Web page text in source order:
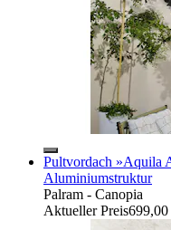
Pultvordach »Aquila
Aluminiumstruktur
Palram - Canopia
Aktueller Preis699,00